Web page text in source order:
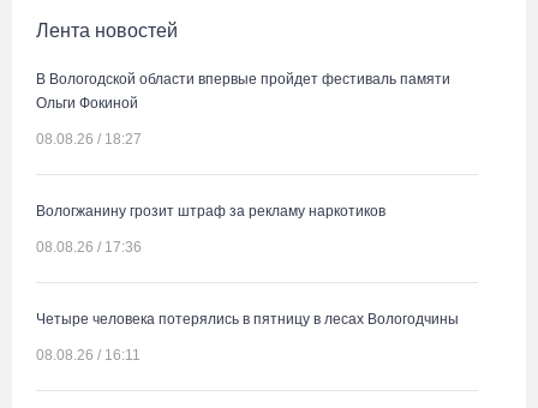
Лента новостей
В Вологодской области впервые пройдет фестиваль памяти
Ольги Фокиной
08.08.26 / 18:27
Вологжанину грозит штраф за рекламу наркотиков
08.08.26 / 17:36
Четыре человека потерялись в пятницу в лесах Вологодчины
08.08.26 / 16:11